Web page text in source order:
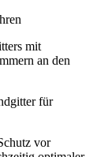
für
vor